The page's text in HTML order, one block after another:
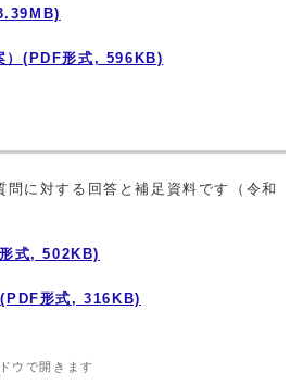
）(PDF形式, 596KB)
問に対する回答と補足資料です（令和
式, 502KB)
形式, 316KB)
ウで開きます